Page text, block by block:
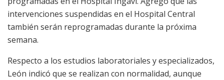
intervenciones suspendidas en el Hospital Central
también serán reprogramadas durante la próxima
semana.
Respecto a los estudios laboratoriales y especializados,
León indicó que se realizan con normalidad, aunque